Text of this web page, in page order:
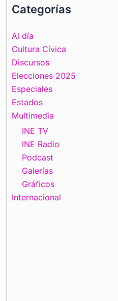
Categorías
Al día
Cultura Cívica
Discursos
Elecciones 2025
Especiales
Estados
Multimedia
INE TV
INE Radio
Podcast
Galerías
Gráficos
Internacional